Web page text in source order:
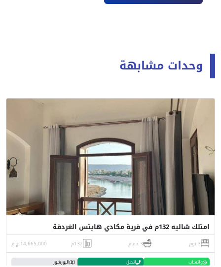
وحدات مشابهة
امتلك شاليه 132م في قرية مكادي هايتس الغردقة
3 نوم 3 حمام 132م 14,665,000 ج.م
واتساب اتصل البورشور